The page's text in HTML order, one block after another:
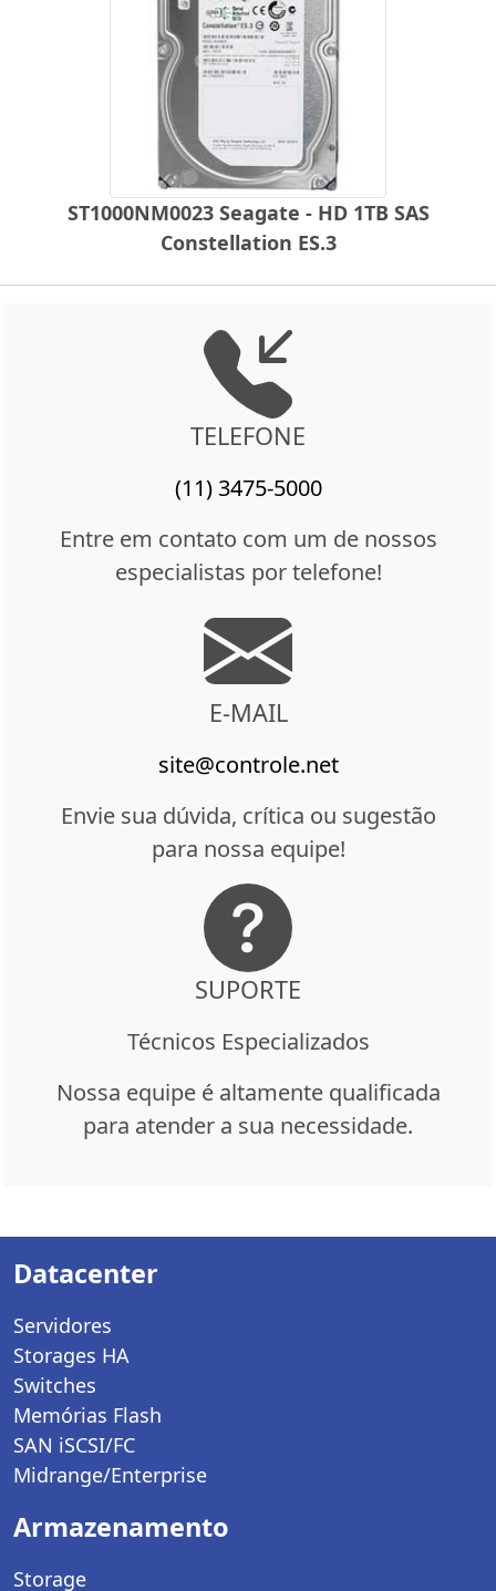
ST1000NM0023 Seagate - HD 1TB SAS
Constellation ES.3
TELEFONE
(11) 3475-5000
Entre em contato com um de nossos
especialistas por telefone!
E-MAIL
site@controle.net
Envie sua dúvida, crítica ou sugestão
para nossa equipe!
SUPORTE
Técnicos Especializados
Nossa equipe é altamente qualificada
para atender a sua necessidade.
Datacenter
Servidores
Storages HA
Switches
Memórias Flash
SAN iSCSI/FC
Midrange/Enterprise
Armazenamento
Storage